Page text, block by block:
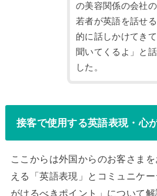
の美容関係の会社
若者が英語を話せ
的に話しかけてき
聞いてくるよ」と
した。
接客で使用する英語表現・心
ここからは外国からのお客さま
える「英語表現」とコミュニケ
がけるべきポイント」について解